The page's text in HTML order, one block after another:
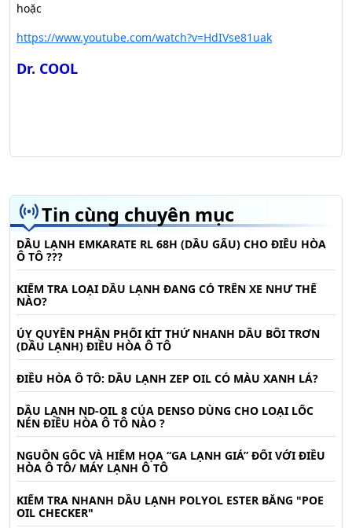
hoặc
https://www.youtube.com/watch?v=HdIVse81uak
Dr. COOL
Tin cùng chuyên mục
DẦU LẠNH EMKARATE RL 68H (DẦU GẤU) CHO ĐIỀU HÒA
Ô TÔ ???
KIỂM TRA LOẠI DẦU LẠNH ĐANG CÓ TRÊN XE NHƯ THẾ
NÀO?
ỦY QUYỀN PHÂN PHỐI KÍT THỬ NHANH DẦU BÔI TRƠN
(DẦU LẠNH) ĐIỀU HÒA Ô TÔ
ĐIỀU HÒA Ô TÔ: DẦU LẠNH ZEP OIL CÓ MÀU XANH LÁ?
DẦU LẠNH ND-OIL 8 CỦA DENSO DÙNG CHO LOẠI LỐC
NÉN ĐIỀU HÒA Ô TÔ NÀO ?
NGUỒN GỐC VÀ HIỂM HỌA “GA LẠNH GIẢ” ĐỐI VỚI ĐIỀU
HÒA Ô TÔ/ MÁY LẠNH Ô TÔ
KIỂM TRA NHANH DẦU LẠNH POLYOL ESTER BẰNG "POE
OIL CHECKER"